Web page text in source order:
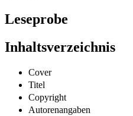
Leseprobe
Inhaltsverzeichnis
Cover
Titel
Copyright
Autorenangaben